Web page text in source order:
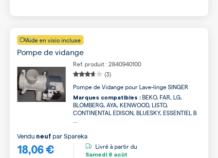
Aide en visio incluse
Pompe de vidange
Ref. produit : 2840940100
(3)
Pompe de Vidange pour Lave-linge SINGER
Marques compatibles : BEKO, FAR, LG,
BLOMBERG, AYA, KENWOOD, LISTO,
CONTINENTAL EDISON, BLUESKY, ESSENTIEL B
18,06 €
Vendu neuf parSpareka
Livré à partir du
Samedi 8 août